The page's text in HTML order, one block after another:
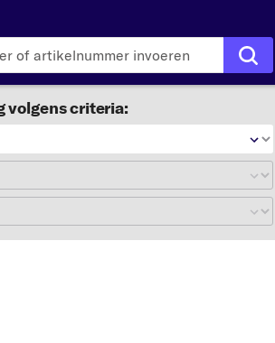
volgens criteria: